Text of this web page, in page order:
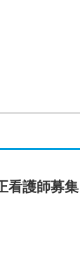
看護師募集